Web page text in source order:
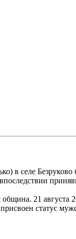
в селе Безруково
21
статус